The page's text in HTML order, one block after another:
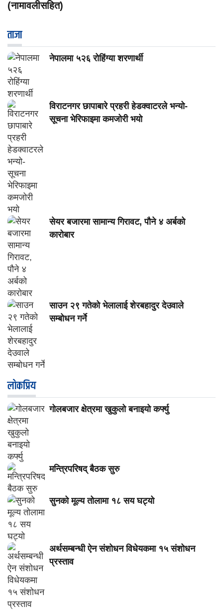
(नामावलीसहित)
ताजा
नेपालमा ५२६ रोहिंग्या शरणार्थी
विराटनगर छापाबारे प्रहरी हेडक्वाटरले भन्यो-
सूचना भेरिफाइमा कमजोरी भयो
सेयर बजारमा सामान्य गिरावट, पौने ४ अर्बको
कारोबार
साउन २९ गतेको भेलालाई शेरबहादुर देउवाले
सम्बोधन गर्ने
लाेकप्रिय
गोलबजार क्षेत्रमा खुकुलो बनाइयो कर्फ्यु
मन्त्रिपरिषद् बैठक सुरु
सुनको मूल्य तोलामा १८ सय घट्यो
अर्थसम्बन्धी ऐन संशोधन विधेयकमा १५ संशोधन
प्रस्ताव